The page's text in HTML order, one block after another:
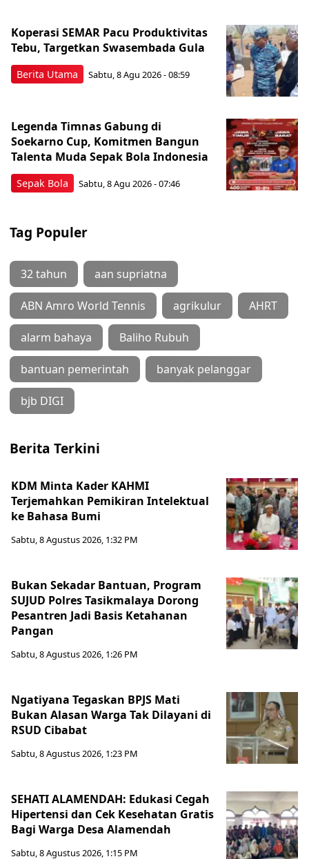
Berita Utama
Koperasi SEMAR Pacu Produktivitas
Tebu, Targetkan Swasembada Gula
Sabtu, 8 Agu 2026 - 08:59
Sepak Bola
Legenda Timnas Gabung di
Soekarno Cup, Komitmen Bangun
Talenta Muda Sepak Bola Indonesia
Sabtu, 8 Agu 2026 - 07:46
Tag Populer
32 tahun aan supriatna
ABN Amro World Tennis agrikulur AHRT
alarm bahaya Baliho Rubuh
bantuan pemerintah banyak pelanggar
bjb DIGI
Berita Terkini
KDM Minta Kader KAHMI
Terjemahkan Pemikiran Intelektual
ke Bahasa Bumi
Sabtu, 8 Agustus 2026, 1:32 PM
Bukan Sekadar Bantuan, Program
SUJUD Polres Tasikmalaya Dorong
Pesantren Jadi Basis Ketahanan
Pangan
Sabtu, 8 Agustus 2026, 1:26 PM
Ngatiyana Tegaskan BPJS Mati
Bukan Alasan Warga Tak Dilayani di
RSUD Cibabat
Sabtu, 8 Agustus 2026, 1:23 PM
SEHATI ALAMENDAH: Edukasi Cegah
Hipertensi dan Cek Kesehatan Gratis
Bagi Warga Desa Alamendah
Sabtu, 8 Agustus 2026, 1:15 PM